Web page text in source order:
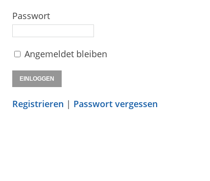
Passwort
Angemeldet bleiben
Registrieren | Passwort vergessen